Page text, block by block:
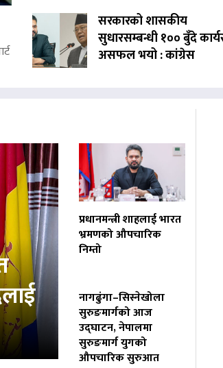
सरकारको शासकीय
सुधारसम्बन्धी १०० बुँदे
असफल भयो : कांग्रेस
प्रधानमन्त्री शाहलाई भारत
भ्रमणको औपचारिक
निम्तो
नागढुंगा–सिस्नेखोला
सुरुङमार्गको आज
उद्घाटन, नेपालमा
सुरुङमार्ग युगको
औपचारिक सुरुआत